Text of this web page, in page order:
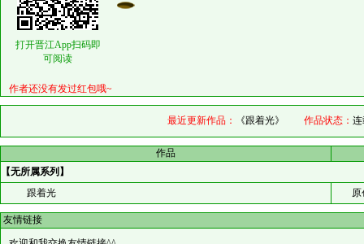
打开晋江App扫码即
可阅读
作者还没有发过红包哦~
最近更新作品： 《跟着光》 作品状态：
作品
【无所属系列】
跟着光
原
友情链接